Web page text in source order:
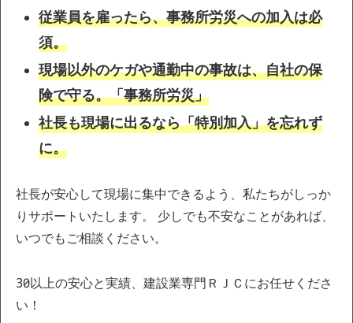
従業員を雇ったら、事務所労災への加入は必
須。
現場以外のケガや通勤中の事故は、自社の保
険で守る。「事務所労災」
社長も現場に出るなら「特別加入」を忘れず
に。
社長が安心して現場に集中できるよう、私たちがしっか
りサポートいたします。 少しでも不安なことがあれば、
いつでもご相談ください。
30年以上の安心と実績、建設業専門ＲＪＣにお任せくださ
い！